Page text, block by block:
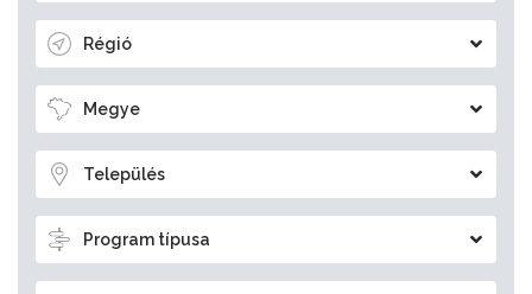
Régió
Megye
Település
Program típusa